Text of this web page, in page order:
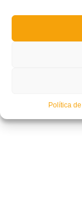
Política
La Selección Sub-20